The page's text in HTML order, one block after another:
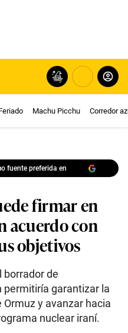
Machu Picchu Corredor
fuente preferida en
firmar en
acuerdo con
objetivos
borrador de
garantizar la
y avanzar hacia
nuclear iraní.